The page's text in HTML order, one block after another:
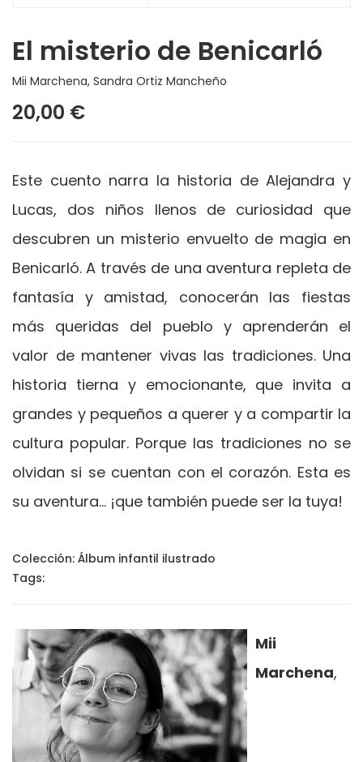
El misterio de Benicarló
Mii Marchena, Sandra Ortiz Mancheño
20,00 €
Este cuento narra la historia de Alejandra y
Lucas, dos niños llenos de curiosidad que
descubren un misterio envuelto de magia en
Benicarló. A través de una aventura repleta de
fantasía y amistad, conocerán las fiestas
más queridas del pueblo y aprenderán el
valor de mantener vivas las tradiciones. Una
historia tierna y emocionante, que invita a
grandes y pequeños a querer y a compartir la
cultura popular. Porque las tradiciones no se
olvidan si se cuentan con el corazón. Esta es
su aventura… ¡que también puede ser la tuya!
Colección: Álbum infantil ilustrado
Tags:
Mii
Marchena,